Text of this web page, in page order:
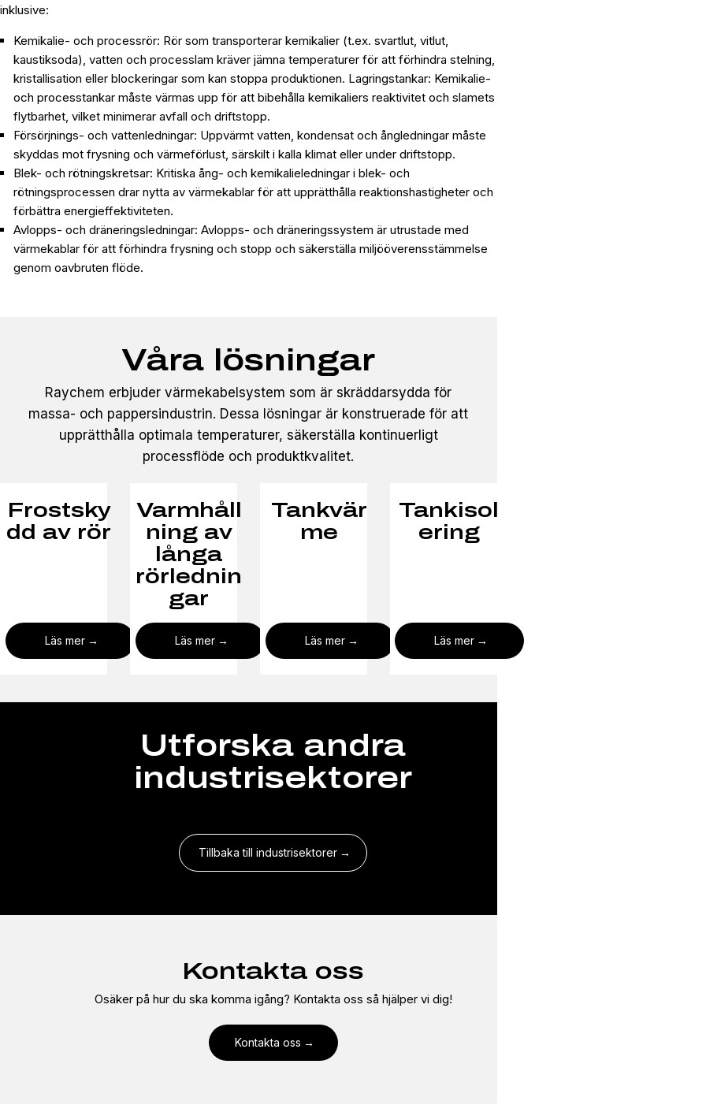
inklusive:
Kemikalie- och processrör: Rör som transporterar kemikalier (t.ex. svartlut, vitlut,
kaustiksoda), vatten och processlam kräver jämna temperaturer för att förhindra stelning,
kristallisation eller blockeringar som kan stoppa produktionen. Lagringstankar: Kemikalie-
och processtankar måste värmas upp för att bibehålla kemikaliers reaktivitet och slamets
flytbarhet, vilket minimerar avfall och driftstopp.
Försörjnings- och vattenledningar: Uppvärmt vatten, kondensat och ångledningar måste
skyddas mot frysning och värmeförlust, särskilt i kalla klimat eller under driftstopp.
Blek- och rötningskretsar: Kritiska ång- och kemikalieledningar i blek- och
rötningsprocessen drar nytta av värmekablar för att upprätthålla reaktionshastigheter och
förbättra energieffektiviteten.
Avlopps- och dräneringsledningar: Avlopps- och dräneringssystem är utrustade med
värmekablar för att förhindra frysning och stopp och säkerställa miljööverensstämmelse
genom oavbruten flöde.
Våra lösningar
Raychem erbjuder värmekabelsystem som är skräddarsydda för
massa- och pappersindustrin. Dessa lösningar är konstruerade för att
upprätthålla optimala temperaturer, säkerställa kontinuerligt
processflöde och produktkvalitet.
Frostsky
dd av rör
Läs mer
Varmhåll
ning av
långa
rörlednin
gar
Läs mer
Tankvär
me
Läs mer
Tankisol
ering
Läs mer
Utforska andra
industrisektorer
Tillbaka till industrisektorer
Kontakta oss
Osäker på hur du ska komma igång? Kontakta oss så hjälper vi dig!
Kontakta oss